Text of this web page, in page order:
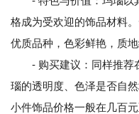
格成为受欢迎的饰品材料
优质品种，色彩鲜艳，质地
- 购买建议：同样推荐
瑙的透明度、色泽是否自
小件饰品价格一般在几百元